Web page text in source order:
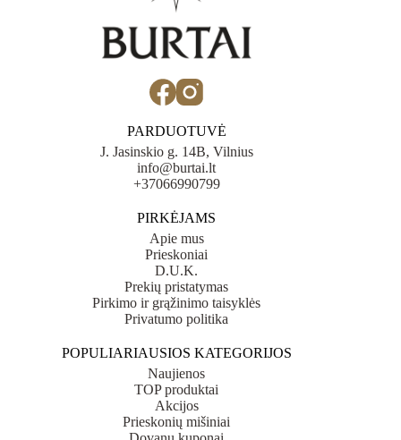
PARDUOTUVĖ
J. Jasinskio g. 14B, Vilnius
info@burtai.lt
+37066990799
PIRKĖJAMS
Apie mus
Prieskoniai
D.U.K.
Prekių pristatymas
Pirkimo ir grąžinimo taisyklės
Privatumo politika
POPULIARIAUSIOS KATEGORIJOS
Naujienos
TOP produktai
Akcijos
Prieskonių mišiniai